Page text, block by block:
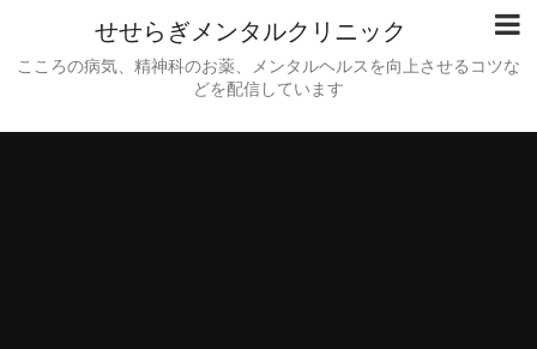
せせらぎメンタルクリニック
こころの病気、精神科のお薬、メンタルヘルスを向上させるコツな
どを配信しています